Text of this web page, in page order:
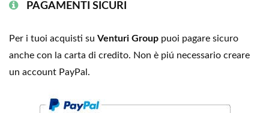
PAGAMENTI SICURI
Per i tuoi acquisti su Venturi Group puoi pagare sicuro
anche con la carta di credito. Non è piú necessario creare
un account PayPal.